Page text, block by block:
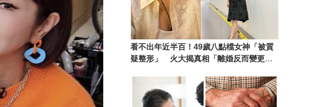
看不出年近半百！49歲八點檔女神「被質
疑整形」 火大揭真相「離婚反而變更